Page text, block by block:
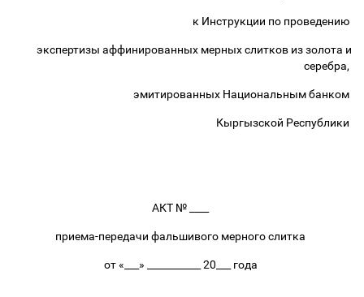
к Инструкции по проведению
экспертизы аффинированных мерных слитков из золота и
серебра,
эмитированных Национальным банком
Кыргызской Республики
АКТ № ____
приема-передачи фальшивого мерного слитка
от «___» ___________ 20___ года